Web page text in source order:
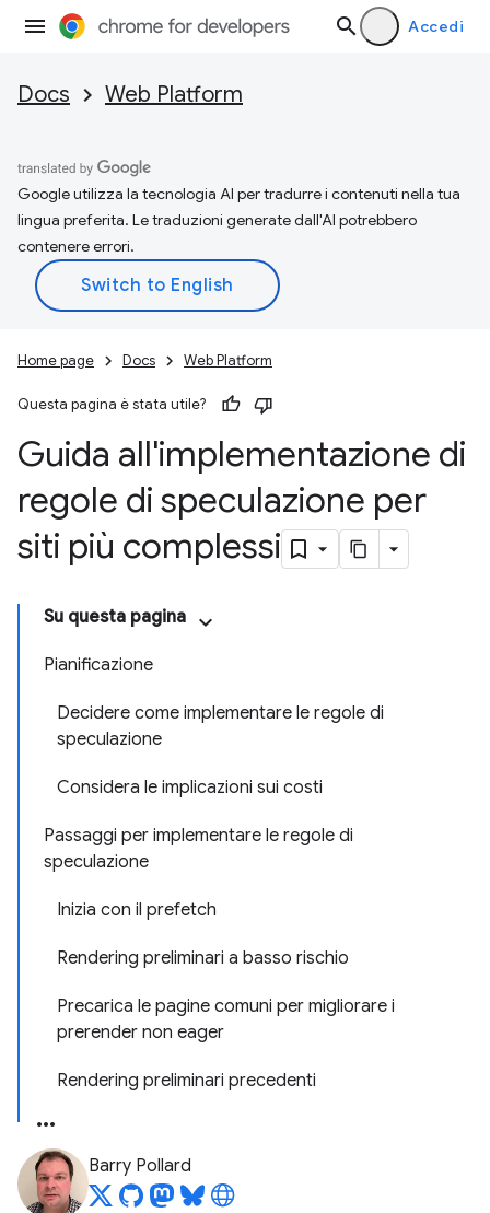
Accedi
Docs Web Platform
Google utilizza la tecnologia AI per tradurre i contenuti nella tua
lingua preferita. Le traduzioni generate dall'AI potrebbero
contenere errori.
Home page Docs Web Platform
Questa pagina è stata utile?
Guida all'implementazione di
regole di speculazione per
siti più complessi
Su questa pagina
Pianificazione
Decidere come implementare le regole di
speculazione
Considera le implicazioni sui costi
Passaggi per implementare le regole di
speculazione
Inizia con il prefetch
Rendering preliminari a basso rischio
Precarica le pagine comuni per migliorare i
prerender non eager
Rendering preliminari precedenti
Barry Pollard